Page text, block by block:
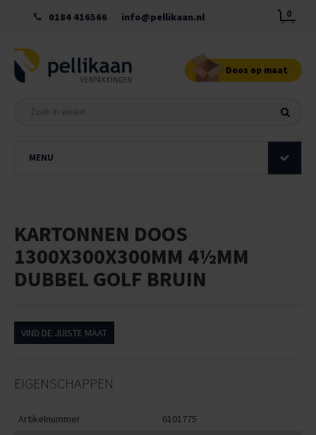
0184 416566 info@pellikaan.nl 0
Doos op maat
MENU
KARTONNEN DOOS
1300X300X300MM 4½MM
DUBBEL GOLF BRUIN
VIND DE JUISTE MAAT
EIGENSCHAPPEN
Artikelnummer
6101775